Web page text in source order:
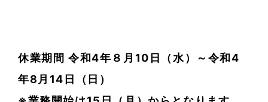
休業期間 令和4年８月10日（水）～令和4
年8月14日（日）